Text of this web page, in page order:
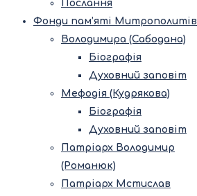
Послання
Фонди пам’яті Митрополитів
Володимира (Сабодана)
Біографія
Духовний заповіт
Мефодія (Кудрякова)
Біографія
Духовний заповіт
Патріарх Володимир
(Романюк)
Патріарх Мстислав